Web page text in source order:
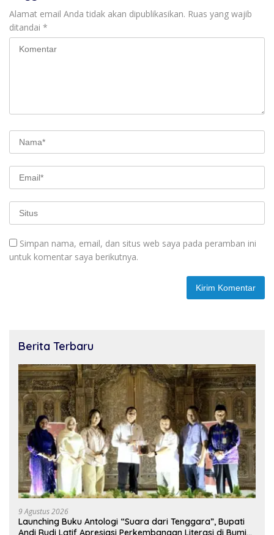
Alamat email Anda tidak akan dipublikasikan. Ruas yang wajib
ditandai *
Simpan nama, email, dan situs web saya pada peramban ini
untuk komentar saya berikutnya.
Berita Terbaru
9 Agustus 2026
Launching Buku Antologi “Suara dari Tenggara”, Bupati
Andi Rudi Latif Apresiasi Perkembangan Literasi di Bumi